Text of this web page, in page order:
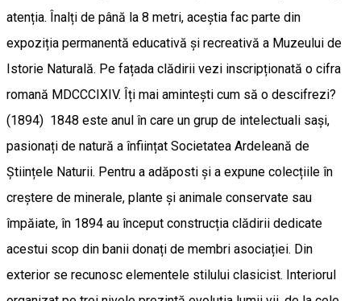
atenția. Înalți de până la 8 metri, aceștia fac parte din
expoziția permanentă educativă și recreativă a Muzeului de
Istorie Naturală. Pe fațada clădirii vezi inscripționată o cifra
romană MDCCCIXIV. Îți mai amintești cum să o descifrezi?
(1894) 1848 este anul în care un grup de intelectuali sași,
pasionați de natură a înființat Societatea Ardeleană de
Științele Naturii. Pentru a adăposti și a expune colecțiile în
creștere de minerale, plante și animale conservate sau
împăiate, în 1894 au început construcția clădirii dedicate
acestui scop din banii donați de membri asociației. Din
exterior se recunosc elementele stilului clasicist. Interiorul